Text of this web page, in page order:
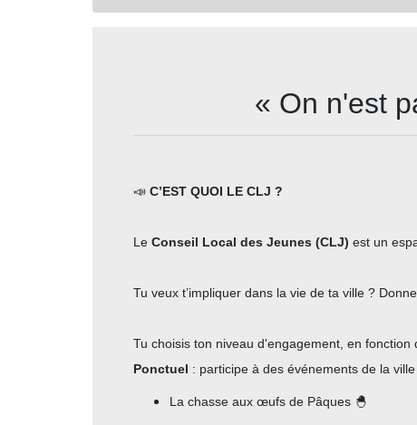
« On n'est
📣 C’EST QUOI LE CLJ ?
Le Conseil Local des Jeunes (CLJ) est un
Tu veux t’impliquer dans la vie de ta ville ?
Tu choisis ton niveau d'engagement, en
Ponctuel : participe à des événements de la
La chasse aux œufs de Pâques 🐣